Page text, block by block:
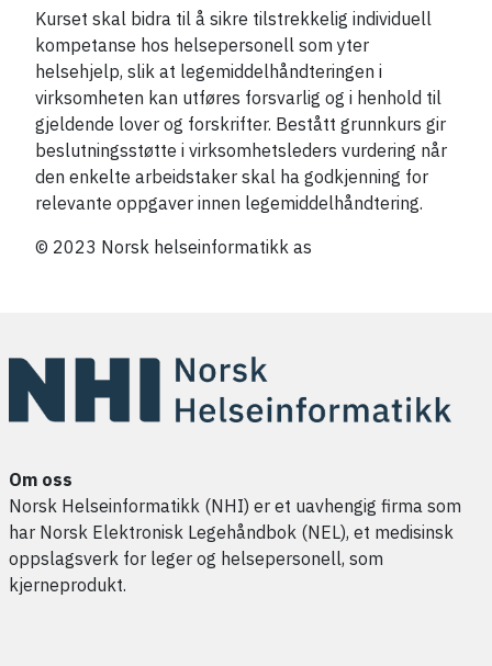
Kurset skal bidra til å sikre tilstrekkelig individuell
kompetanse hos helsepersonell som yter
helsehjelp, slik at legemiddelhåndteringen i
virksomheten kan utføres forsvarlig og i henhold til
gjeldende lover og forskrifter. Bestått grunnkurs gir
beslutningsstøtte i virksomhetsleders vurdering når
den enkelte arbeidstaker skal ha godkjenning for
relevante oppgaver innen legemiddelhåndtering.
© 2023 Norsk helseinformatikk as
Om oss
Norsk Helseinformatikk (NHI) er et uavhengig firma som
har Norsk Elektronisk Legehåndbok (NEL), et medisinsk
oppslagsverk for leger og helsepersonell, som
kjerneprodukt.